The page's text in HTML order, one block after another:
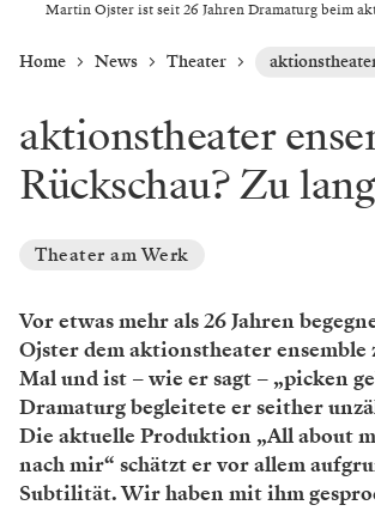
Martin Ojster ist seit 26 Jahren Dramaturg beim
Home News Theater
aktionstheater
Rückschau? Zu
Theater am Werk
Vor etwas mehr als 26 Jahren
Ojster dem aktionstheater ensemble
Mal und ist – wie er sagt – „picken
Dramaturg begleitete er seither
Die aktuelle Produktion „All about
nach mir“ schätzt er vor allem
Subtilität. Wir haben mit ihm